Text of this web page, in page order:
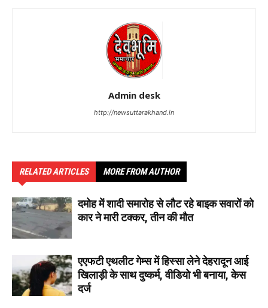
Admin desk
http://newsuttarakhand.in
RELATED ARTICLES MORE FROM AUTHOR
दमोह में शादी समारोह से लौट रहे बाइक सवारों को
कार ने मारी टक्कर, तीन की मौत
एएफटी एथलीट गेम्स में हिस्सा लेने देहरादून आई
खिलाड़ी के साथ दुष्कर्म, वीडियो भी बनाया, केस
दर्ज